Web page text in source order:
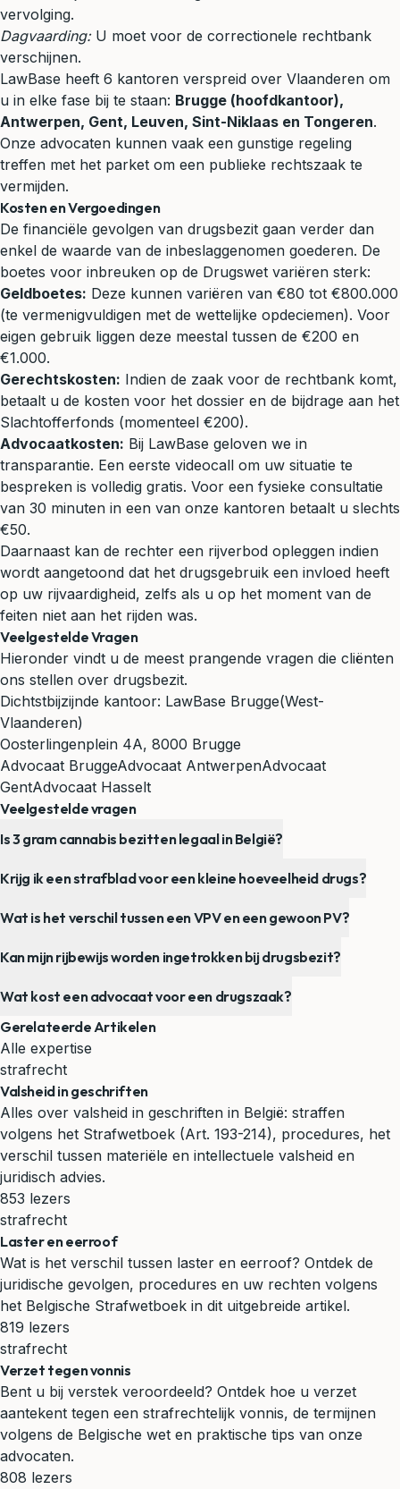
vervolging.
Dagvaarding:U moet voor de correctionele rechtbank
verschijnen.
LawBase heeft 6 kantoren verspreid over Vlaanderen om
u in elke fase bij te staan: Brugge (hoofdkantoor),
Antwerpen, Gent, Leuven, Sint-Niklaas en Tongeren.
Onze advocaten kunnen vaak een gunstige regeling
treffen met het parket om een publieke rechtszaak te
vermijden.
Kosten en Vergoedingen
De financiële gevolgen van drugsbezit gaan verder dan
enkel de waarde van de inbeslaggenomen goederen. De
boetes voor inbreuken op de Drugswet variëren sterk:
Geldboetes: Deze kunnen variëren van €80 tot €800.000
(te vermenigvuldigen met de wettelijke opdeciemen). Voor
eigen gebruik liggen deze meestal tussen de €200 en
€1.000.
Gerechtskosten: Indien de zaak voor de rechtbank komt,
betaalt u de kosten voor het dossier en de bijdrage aan het
Slachtofferfonds (momenteel €200).
Advocaatkosten: Bij LawBase geloven we in
transparantie. Een eerste videocall om uw situatie te
bespreken is volledig gratis. Voor een fysieke consultatie
van 30 minuten in een van onze kantoren betaalt u slechts
€50.
Daarnaast kan de rechter een rijverbod opleggen indien
wordt aangetoond dat het drugsgebruik een invloed heeft
op uw rijvaardigheid, zelfs als u op het moment van de
feiten niet aan het rijden was.
Veelgestelde Vragen
Hieronder vindt u de meest prangende vragen die cliënten
ons stellen over drugsbezit.
Dichtstbijzijnde kantoor: LawBase Brugge(West-
Vlaanderen)
Oosterlingenplein 4A, 8000 Brugge
Advocaat BruggeAdvocaat AntwerpenAdvocaat
GentAdvocaat Hasselt
Veelgestelde vragen
Is 3 gram cannabis bezitten legaal in België?
Krijg ik een strafblad voor een kleine hoeveelheid drugs?
Wat is het verschil tussen een VPV en een gewoon PV?
Kan mijn rijbewijs worden ingetrokken bij drugsbezit?
Wat kost een advocaat voor een drugszaak?
Gerelateerde Artikelen
Alle expertise
strafrecht
Valsheid in geschriften
Alles over valsheid in geschriften in België: straffen
volgens het Strafwetboek (Art. 193-214), procedures, het
verschil tussen materiële en intellectuele valsheid en
juridisch advies.
853 lezers
strafrecht
Laster en eerroof
Wat is het verschil tussen laster en eerroof? Ontdek de
juridische gevolgen, procedures en uw rechten volgens
het Belgische Strafwetboek in dit uitgebreide artikel.
819 lezers
strafrecht
Verzet tegen vonnis
Bent u bij verstek veroordeeld? Ontdek hoe u verzet
aantekent tegen een strafrechtelijk vonnis, de termijnen
volgens de Belgische wet en praktische tips van onze
advocaten.
808 lezers